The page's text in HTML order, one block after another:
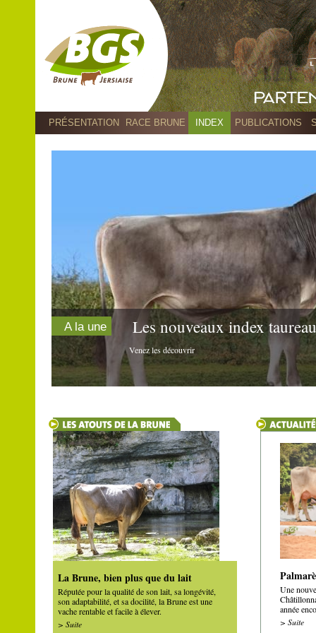
PRÉSENTATION RACE BRUNE INDEX PUBLICATIONS
A la une Les nouveaux index
Venez les découvrir
La Brune, bien plus que du lait
Réputée pour la qualité de son lait, sa longévité,
son adaptabilité, et sa docilité, la Brune est une
vache rentable et facile à élever.
> Suite
Une
année
> Suite